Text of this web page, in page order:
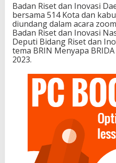
Badan Riset dan Inovasi
bersama 514 Kota dan
diundang dalam acara
Badan Riset dan Inovasi
Deputi Bidang Riset dan
tema BRIN Menyapa
2023.